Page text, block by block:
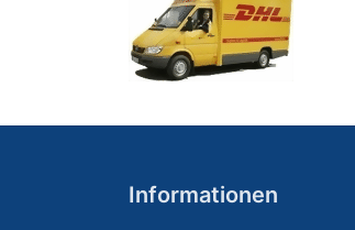
Informationen